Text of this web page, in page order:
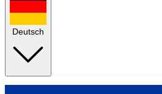
Deutsch